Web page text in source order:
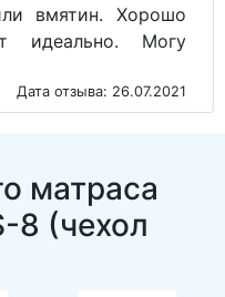
вмятин. Хорошо
идеально. Могу
Дата отзыва: 26.07.2021
матраса
8 (чехол